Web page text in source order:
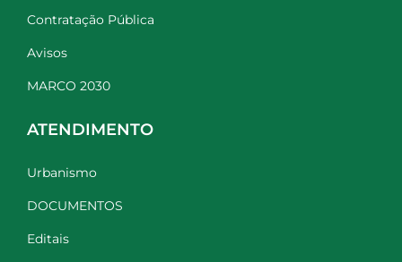
Contratação Pública
Avisos
MARCO 2030
ATENDIMENTO
Urbanismo
DOCUMENTOS
Editais